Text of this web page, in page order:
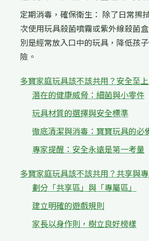
定期消毒，確保衛生： 除了日常擦
次使用玩具殺菌噴霧或紫外線殺菌
別是經常放入口中的玩具，降低孩
險。
多寶家庭玩具該不該共用？安全至
潛在的健康威脅：細菌與小零件
玩具材質的選擇與安全標準
徹底清潔與消毒：寶寶玩具的必
專家提醒：安全永遠是第一考量
多寶家庭玩具該不該共用？共享與
劃分「共享區」與「專屬區」
建立明確的遊戲規則
家長以身作則，樹立良好榜樣